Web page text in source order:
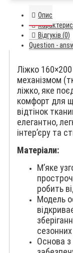
Опис
Відгуків (0)
Question -
Ліжко
механізмом
ліжко, яке
комфорт для
відтінок
елегантно,
інтер’єру та
Матеріали:
М’яке
робить
Модель
Основа